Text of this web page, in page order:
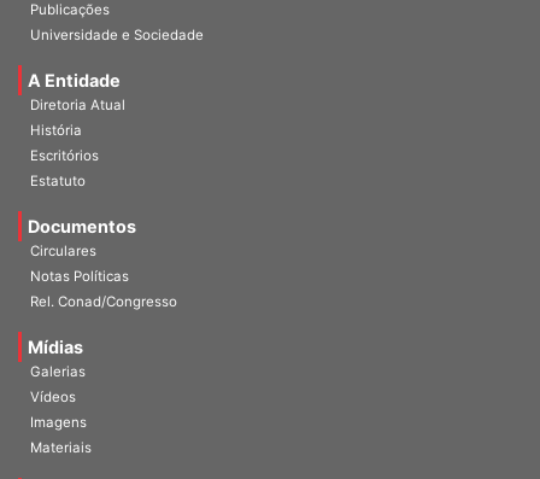
Publicações
Universidade e Sociedade
A Entidade
Diretoria Atual
História
Escritórios
Estatuto
Documentos
Circulares
Notas Políticas
Rel. Conad/Congresso
Mídias
Galerias
Vídeos
Imagens
Materiais